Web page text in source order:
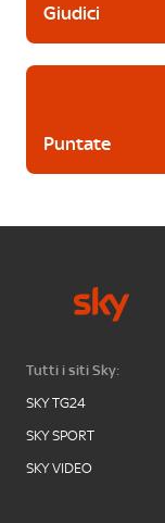
Giudici
Puntate
Tutti i siti Sky:
SKY TG24
SKY SPORT
SKY VIDEO